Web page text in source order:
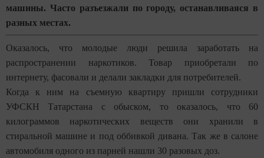
машины. Часто разъезжали по городу, останавливаяся в
разных местах.
Оказалось, что молодые люди решила заработать на
распространении наркотиков. Товар приобретали по
интернету, фасовали и делали закладки для потребителей.
Когда к ним на съемную квартиру пришли сотрудники
УФСКН Татарстана с обыском, то оказалось, что 60
килограммов наркотических веществ они хранили в
стиральной машине и под оббивкой дивана. Так же в салоне
автомобиля одного из парней нашли 30 разовых доз.